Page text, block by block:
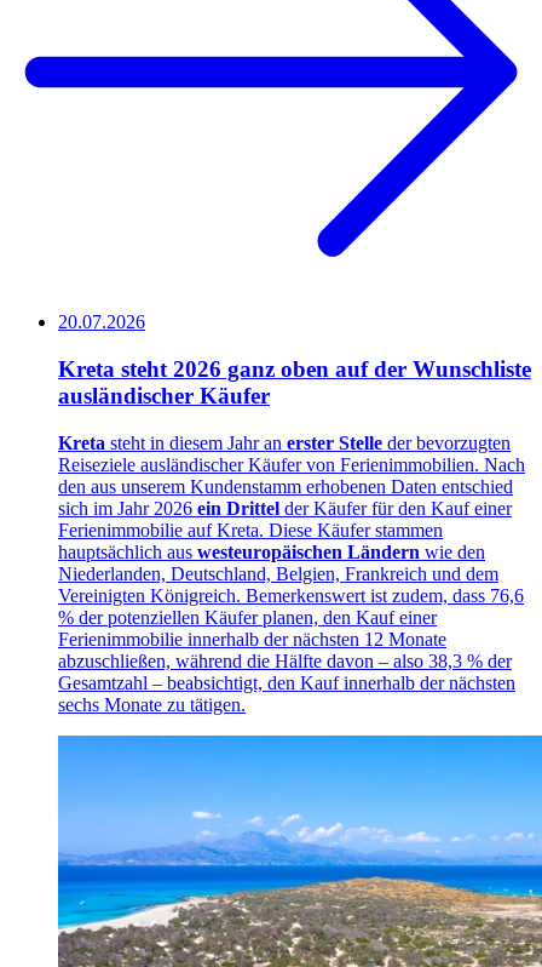
20.07.2026
Kreta steht 2026 ganz oben auf der Wunschliste
ausländischer Käufer
Kreta steht in diesem Jahr an erster Stelle der bevorzugten
Reiseziele ausländischer Käufer von Ferienimmobilien. Nach
den aus unserem Kundenstamm erhobenen Daten entschied
sich im Jahr 2026 ein Drittel der Käufer für den Kauf einer
Ferienimmobilie auf Kreta. Diese Käufer stammen
hauptsächlich aus westeuropäischen Ländern wie den
Niederlanden, Deutschland, Belgien, Frankreich und dem
Vereinigten Königreich. Bemerkenswert ist zudem, dass 76,6
% der potenziellen Käufer planen, den Kauf einer
Ferienimmobilie innerhalb der nächsten 12 Monate
abzuschließen, während die Hälfte davon – also 38,3 % der
Gesamtzahl – beabsichtigt, den Kauf innerhalb der nächsten
sechs Monate zu tätigen.